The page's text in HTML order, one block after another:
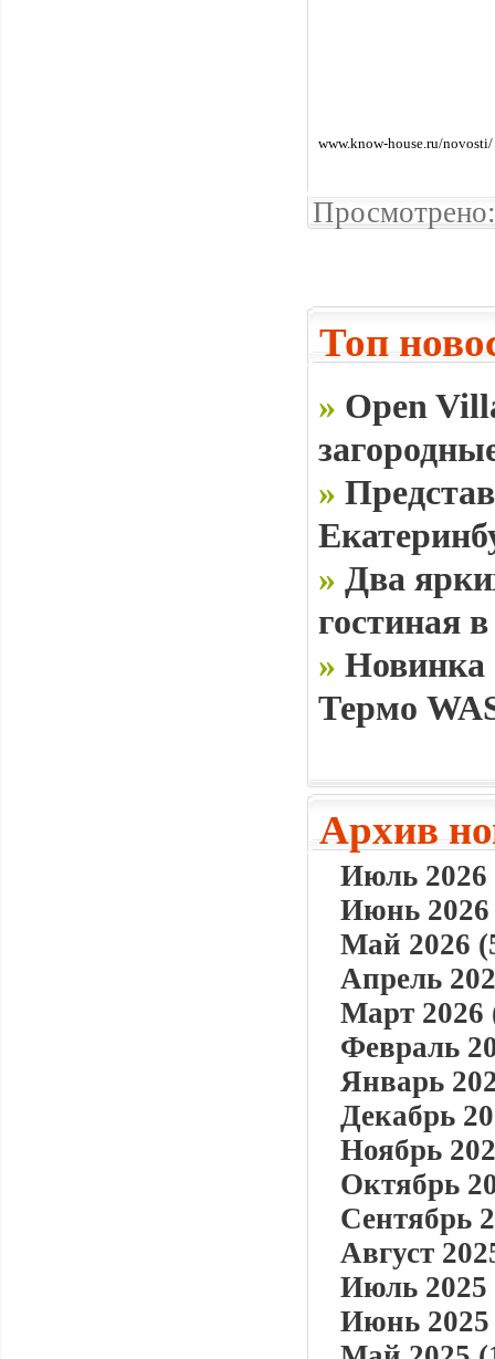
www.know-house.ru/novosti/
Топ
» Open
»
» Два
гостиная
» Новинка
Термо
Архив
Июль 2026
Июнь 2026
Май 2026
Апрель
Март 2026
Февраль
Январь
Декабрь
Ноябрь
Октябрь
Сентябрь
Август
Июль 2025
Июнь 2025